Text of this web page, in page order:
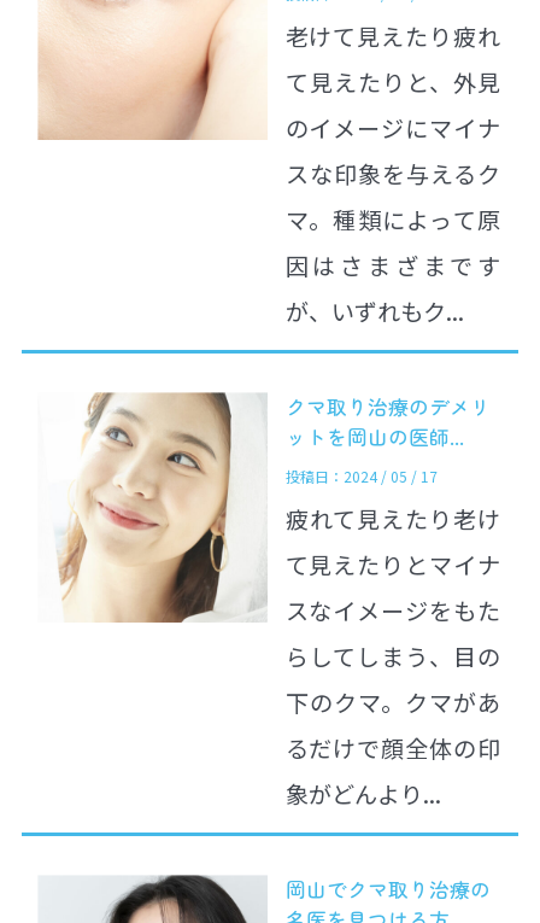
老けて見えたり疲れ
て見えたりと、外見
のイメージにマイナ
スな印象を与えるク
マ。種類によって原
因はさまざまです
が、いずれもク...
クマ取り治療のデメリ
ットを岡山の医師...
投稿日：2024 / 05 / 17
疲れて見えたり老け
て見えたりとマイナ
スなイメージをもた
らしてしまう、目の
下のクマ。クマがあ
るだけで顔全体の印
象がどんより...
岡山でクマ取り治療の